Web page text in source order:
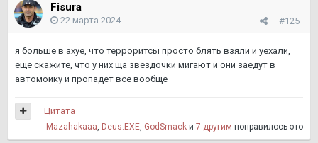
Fisura
#125
22 марта 2024
я больше в ахуе, что терроритсы просто блять взяли и уехали,
еще скажите, что у них ща звездочки мигают и они заедут в
автомойку и пропадет все вообще
Mazahakaaa, Deus.EXE, GodSmack и 7 другим понравилось это
Цитата